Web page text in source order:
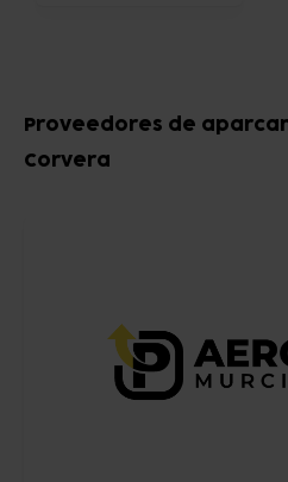
Proveedores de
Corvera